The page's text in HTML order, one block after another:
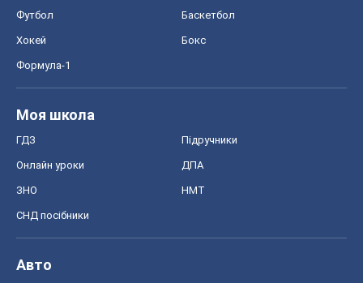
Футбол Баскетбол
Хокей Бокс
Формула-1
Моя школа
ГДЗ Підручники
Онлайн уроки ДПА
ЗНО НМТ
СНД посібники
Авто